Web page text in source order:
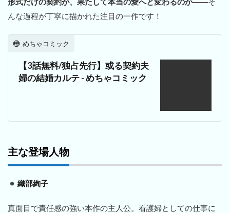
んな過程が丁寧に描かれた注目の一作です！
めちゃコミック
【3話無料/独占先行】或る契約夫
婦の結婚カルテ - めちゃコミック
主な登場人物
織部絢子
真面目で責任感の強い本作の主人公。看護婦としての仕事に